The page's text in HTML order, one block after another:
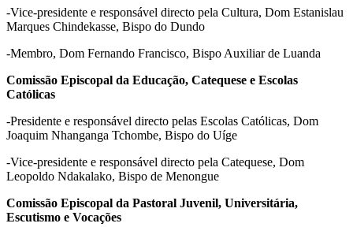
-Vice-presidente e responsável directo pela Cultura, Dom Estanislau
Marques Chindekasse, Bispo do Dundo
-Membro, Dom Fernando Francisco, Bispo Auxiliar de Luanda
Comissão Episcopal da Educação, Catequese e Escolas
Católicas
-Presidente e responsável directo pelas Escolas Católicas, Dom
Joaquim Nhanganga Tchombe, Bispo do Uíge
-Vice-presidente e responsável directo pela Catequese, Dom
Leopoldo Ndakalako, Bispo de Menongue
Comissão Episcopal da Pastoral Juvenil, Universitária,
Escutismo e Vocações